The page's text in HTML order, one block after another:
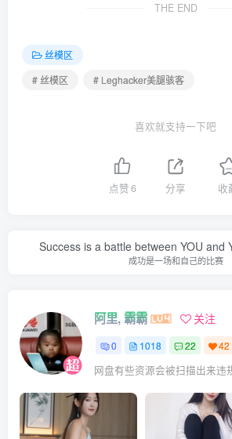
No.186 [Leghacker] 美腿骇客 2014.09.29
[95P]
No.188 [Leghacker] 美腿骇客 NO188
No.190 [Leghacker] 美腿骇客 No.190
No.191 [Leghacker] 美腿骇客 NO.191
No.193 [Leghacker] 美腿骇客 2014-11-17
No.195 [Leghacker] 美腿骇客 2014-12-01
No.196 [Leghacker] 美腿骇客 2014.12.08
No.197 [leghacker] 美腿骇客 2014.12.15
[96P593.1MB]
No.198 [Leghacker] 美腿骇客 2014.12.22
THE END
丝模区
# 丝模区
# Leghacker美腿骇客
喜欢就支持一下吧
点赞6 分享 收
Success is a battle between YOU and
成功是一场和自己的比赛
阿里, 霸霸 关注
0 1018 22 42